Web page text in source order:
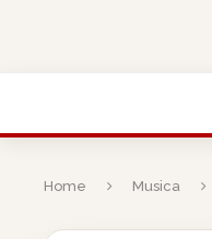
Home Musica